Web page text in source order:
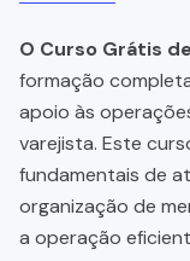
O Curso Grátis
formação
apoio às
varejista. Este
fundamentais de
organização de
a operação